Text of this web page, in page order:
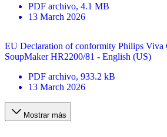
PDF archivo, 4.1 MB
13 March 2026
EU Declaration of conformity Philips Viva
SoupMaker HR2200/81 - English (US)
PDF archivo, 933.2 kB
13 March 2026
Mostrar más